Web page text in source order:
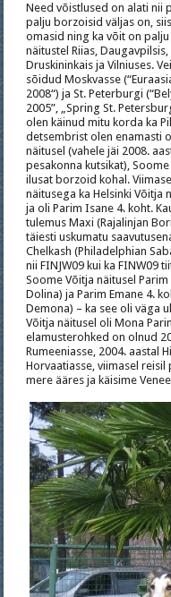
Need võistlused on alati nii
palju borzoisid väljas on,
omasid ning ka võit on
näitustel Riias,
Druskininkais ja Vilniuses.
sõidud Moskvasse
2008“) ja St. Peterburgi
2005”, „Spring St.
olen käinud mitu korda ka
detsembrist olen enamasti
näitusel (vahele jäi 2008.
pesakonna kutsikat),
ilusat borzoid kohal.
näitusega ka Helsinki Võitja
ja oli Parim Isane 4. koht.
tulemus Maxi (Rajalinjan
täiesti uskumatu
Chelkash (Philadelphian
nii FINJW09 kui ka FINW09
Soome Võitja näitusel
Dolina) ja Parim Emane 4.
Demona) – ka see oli väga
Võitja näitusel oli Mona
elamusterohked on olnud
Rumeeniasse, 2004. aastal
Horvaatiasse, viimasel
mere ääres ja käisime